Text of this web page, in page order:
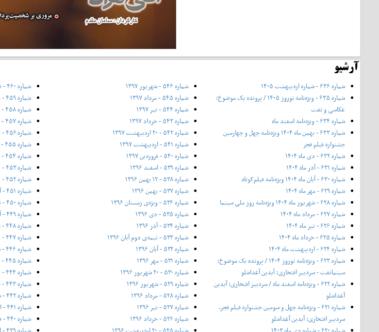
آرشیو
شماره ۶۳۶ - شماره اردیبهشت ۱۴۰۵
شماره ۶۳۵ - ویژه‌نامه نوروز ۱۴۰۵ / پرونده یک موضوع:
عکاسی و نفت
شماره ۶۳۴ - ویژه‌نامه اسفند ماه
شماره ۶۳۳ - بهمن ماه ۱۴۰۴ ویژه‌نامه چهل‌ و‌ چهارمین
جشنواره فیلم فجر
شماره ۶۳۲ - دی ماه ۱۴۰۴
شماره ۶۳۱ - آذر ماه ۱۴۰۴
شماره ۶۳۰ - آبان ماه ۱۴۰۴ ویژه‌نامه فیلم‌کوتاه
شماره ۶۲۹ - مهر ماه ۱۴۰۴
شماره ۶۲۸ - شهریور ماه ۱۴۰۴ ویژه‌نامه روز ملی سینما
شماره ۶۲۷ - مرداد ماه ۱۴۰۴
شماره ۶۲۶ - تیر ماه ۱۴۰۴
شماره ۶۲۵ - خرداد ماه ۱۴۰۴
شماره ۶۲۴ - اردیبهشت ماه ۱۴۰۴
شماره ۶۲۳ - ویژه‌نامه نوروز ۱۴۰۴ / پرونده یک موضوع:
سینمانفت - سردبیر افتخاری: آیدین آغداشلو
شماره ۶۲۲ - ویژه‌نامه اسفند ماه / سردبیر افتخاری: آیدین
آغداشلو
شماره ۶۲۱ - ویژه‌نامه چهل‌ و‌ سومین جشنواره فیلم فجر،
سردبیر افتخاری: آیدین آغداشلو
شماره ۵۴۶ - شهریور ۱۳۹۷
شماره ۵۴۵ - مرداد ۱۳۹۷
شماره ۵۴۴ - تیر ۱۳۹۷
شماره ۵۴۳ - خرداد ۱۳۹۷
شماره ۵۴۲ - ۲۰ اردیبهشت ۱۳۹۷
شماره ۵۴۱ - اردیبهشت ۱۳۹۷
شماره ۵۴۰ - فروردین ۱۳۹۷
شماره ۵۳۹ - اسفند ۱۳۹۶
شماره ۵۳۸ - ۱۲ بهمن ۱۳۹۶
شماره ۵۳۷ - بهمن ۱۳۹۶
شماره ۵۳۶ - ویژه‌ی زمستان ۱۳۹۶
شماره ۵۳۵ - دی ۱۳۹۶
شماره ۵۳۴ - آذر ۱۳۹۶
شماره ۵۳۳ - نیمه‌ی دوم آبان ۱۳۹۶
شماره ۵۳۲ - آبان ۱۳۹۶
شماره ۵۳۱ - مهر ۱۳۹۶
شماره ۵۳۰ - ۲۰ شهریور ۱۳۹۶
شماره ۵۲۹ - شهریور ۱۳۹۶
شماره ۵۲۸ - مرداد ۱۳۹۶
شماره ۵۲۷ - تیر ۱۳۹۶
شماره ۵۲۶ - خرداد ۱۳۹۶
شماره ۴۶۰ - تیر ۱۳۹۲
شماره ۴۵۹ - خرداد ۱۳۹۲
شماره ۴۵۸ - شماره ویژه بهار - ۱۷ اردیبهشت ۱۳۹۲
شماره ۴۵۷ - اردیبهشت ۱۳۹۲
شماره ۴۵۶ - فروردین ۱۳۹۲
شماره ۴۵۵ - اسفند ۱۳۹۱
شماره ۴۵۴ - ۱۲ بهمن ۱۳۹۱ (ویژه جشنواره فیلم فجر)
شماره ۴۵۳ - بهمن ۱۳۹۱
شماره ۴۵۲ - دی ۱۳۹۱
شماره ۴۵۱ - آذر
شماره ۴۵۰ - نیمه آبان ۱۳۹۱ | ویژه‌ی سی سالگی
شماره ۴۴۹ - آبان ۱۳۹۱
شماره ۴۴۸ - مهر ۱۳۹۱
شماره ۴۴۷ - ۲۱ شهریور ۱۳۹۱
شماره ۴۴۶ - شهریور ۱۳۹۱
شماره ۴۴۵ - مرداد ۱۳۹۱
شماره ۴۴۴ - تیر‌ماه ۱۳۹۱
شماره ۴۴۳ - خرداد ۱۳۹۱
شماره ۴۴۲ - شماره ویژه بهار - ۱۷ اردیبهشت ۱۳۹۱
شماره ۴۴۱ - اردیبهشت ۱۳۹۱
شماره ۴۴۰ - فروردین